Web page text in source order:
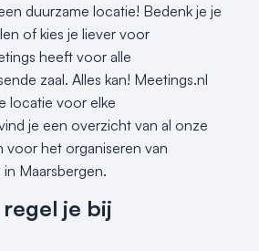
duurzame locatie! Bedenk je je
of kies je liever voor
heeft voor alle
zaal. Alles kan! Meetings.nl
locatie voor elke
je een overzicht van al onze
voor het organiseren van
Maarsbergen.
je bij